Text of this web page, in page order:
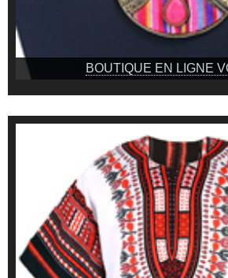
BOUTIQUE EN LIGNE